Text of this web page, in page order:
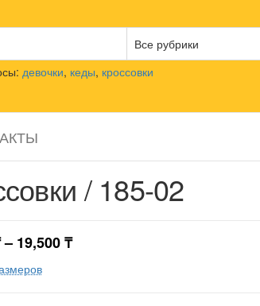
девочки, кеды, кроссовки
/ 185-02
– 19,500₸